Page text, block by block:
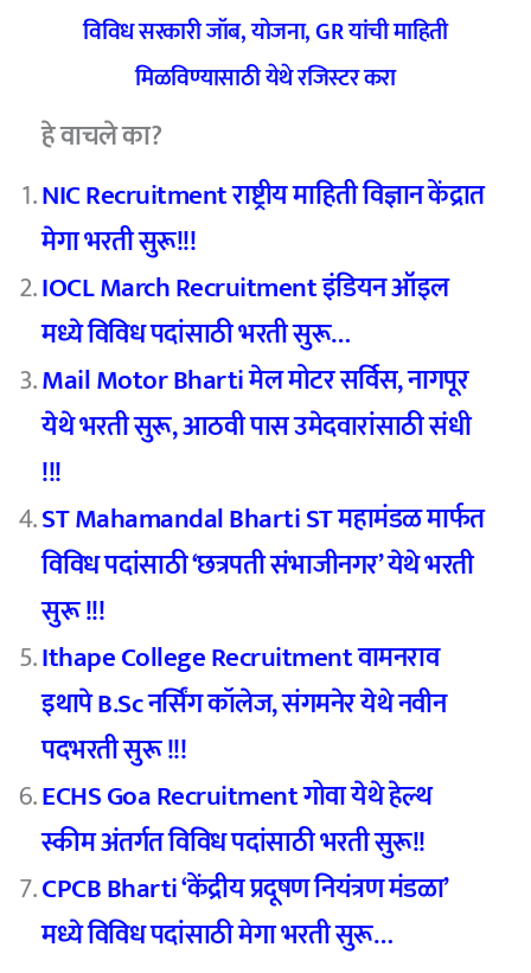
विविध सरकारी जॉब, योजना, GR यांची माहिती
मिळविण्यासाठी येथे रजिस्टर करा
हे वाचले का?
NIC Recruitment राष्ट्रीय माहिती विज्ञान केंद्रात
मेगा भरती सुरू!!!
IOCL March Recruitment इंडियन ऑइल
मध्ये विविध पदांसाठी भरती सुरू…
Mail Motor Bharti मेल मोटर सर्विस, नागपूर
येथे भरती सुरू, आठवी पास उमेदवारांसाठी संधी
!!!
ST Mahamandal Bharti ST महामंडळ मार्फत
विविध पदांसाठी ‘छत्रपती संभाजीनगर’ येथे भरती
सुरू !!!
Ithape College Recruitment वामनराव
इथापे B.Sc नर्सिंग कॉलेज, संगमनेर येथे नवीन
पदभरती सुरू !!!
ECHS Goa Recruitment गोवा येथे हेल्थ
स्कीम अंतर्गत विविध पदांसाठी भरती सुरू!!
CPCB Bharti ‘केंद्रीय प्रदूषण नियंत्रण मंडळा’
मध्ये विविध पदांसाठी मेगा भरती सुरू…